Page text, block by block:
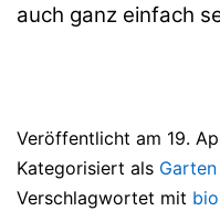
auch ganz einfach
Veröffentlicht am 19.
Kategorisiert als
Verschlagwortet mit